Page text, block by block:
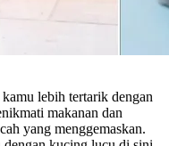
lebih tertarik dengan
makanan dan
yang menggemaskan.